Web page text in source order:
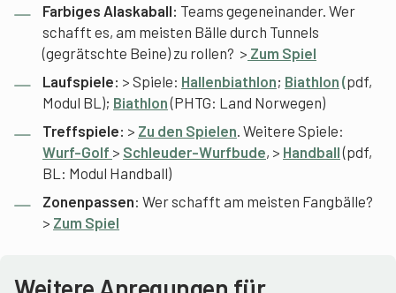
Farbiges Alaskaball: Teams gegeneinander. Wer
schafft es, am meisten Bälle durch Tunnels
(gegrätschte Beine) zu rollen? > Zum Spiel
Laufspiele: > Spiele: Hallenbiathlon; Biathlon (pdf,
Modul BL); Biathlon(PHTG: Land Norwegen)
Treffspiele: > Zu den Spielen . Weitere Spiele:
Wurf-Golf > Schleuder-Wurfbude, > Handball(pdf,
BL: Modul Handball)
Zonenpassen: Wer schafft am meisten Fangbälle?
> Zum Spiel